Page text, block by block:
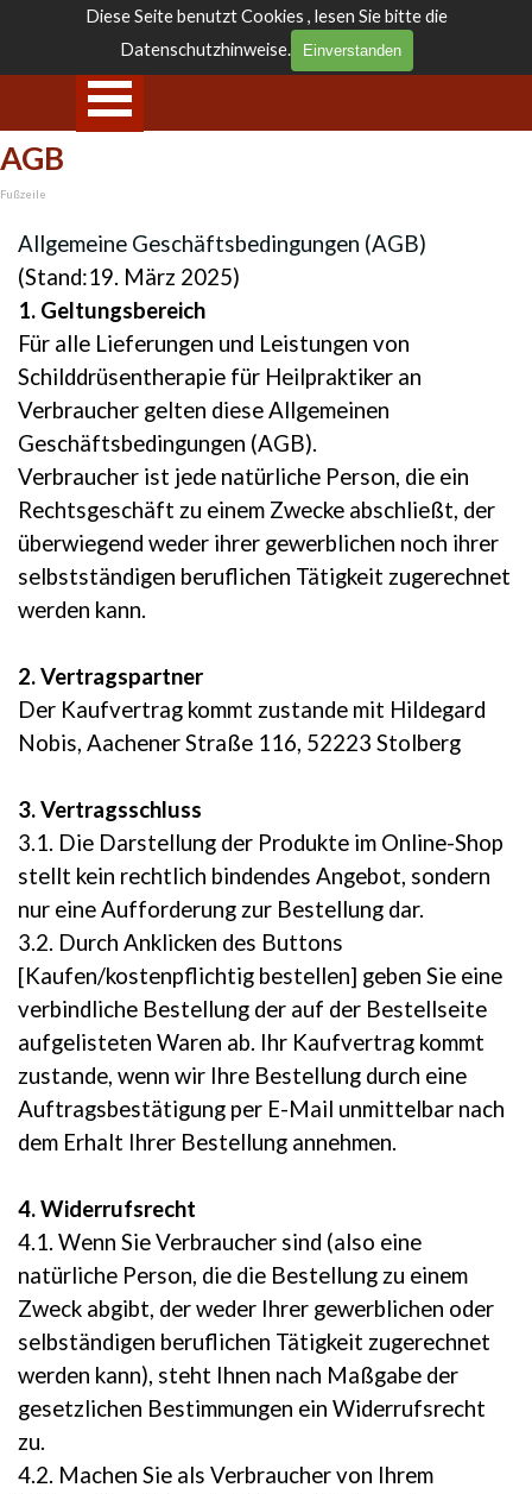
Diese Seite benutzt Cookies , lesen Sie bitte die
Datenschutzhinweise.
Einverstanden
Direkt zum Seiteninhalt
Nobis Seminare
Menü überspringen
AGB
Fußzeile
Allgemeine Geschäftsbedingungen (AGB)
(Stand:19. März 2025)
1. Geltungsbereich
Für alle Lieferungen und Leistungen von
Schilddrüsentherapie für Heilpraktiker an
Verbraucher gelten diese Allgemeinen
Geschäftsbedingungen (AGB).
Verbraucher ist jede natürliche Person, die ein
Rechtsgeschäft zu einem Zwecke abschließt, der
überwiegend weder ihrer gewerblichen noch ihrer
selbstständigen beruflichen Tätigkeit zugerechnet
werden kann.
2. Vertragspartner
Der Kaufvertrag kommt zustande mit Hildegard
Nobis, Aachener Straße 116, 52223 Stolberg
3. Vertragsschluss
3.1. Die Darstellung der Produkte im Online-Shop
stellt kein rechtlich bindendes Angebot, sondern
nur eine Aufforderung zur Bestellung dar.
3.2. Durch Anklicken des Buttons
[Kaufen/kostenpflichtig bestellen] geben Sie eine
verbindliche Bestellung der auf der Bestellseite
aufgelisteten Waren ab. Ihr Kaufvertrag kommt
zustande, wenn wir Ihre Bestellung durch eine
Auftragsbestätigung per E-Mail unmittelbar nach
dem Erhalt Ihrer Bestellung annehmen.
4. Widerrufsrecht
4.1. Wenn Sie Verbraucher sind (also eine
natürliche Person, die die Bestellung zu einem
Zweck abgibt, der weder Ihrer gewerblichen oder
selbständigen beruflichen Tätigkeit zugerechnet
werden kann), steht Ihnen nach Maßgabe der
gesetzlichen Bestimmungen ein Widerrufsrecht
zu.
4.2. Machen Sie als Verbraucher von Ihrem